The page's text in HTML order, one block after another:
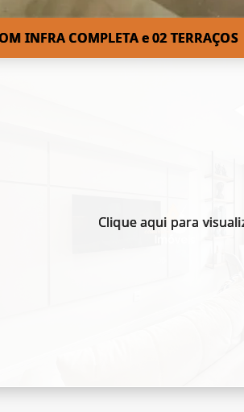
INFRA COMPLETA e 02 TERRAÇOS
Clique aqui para